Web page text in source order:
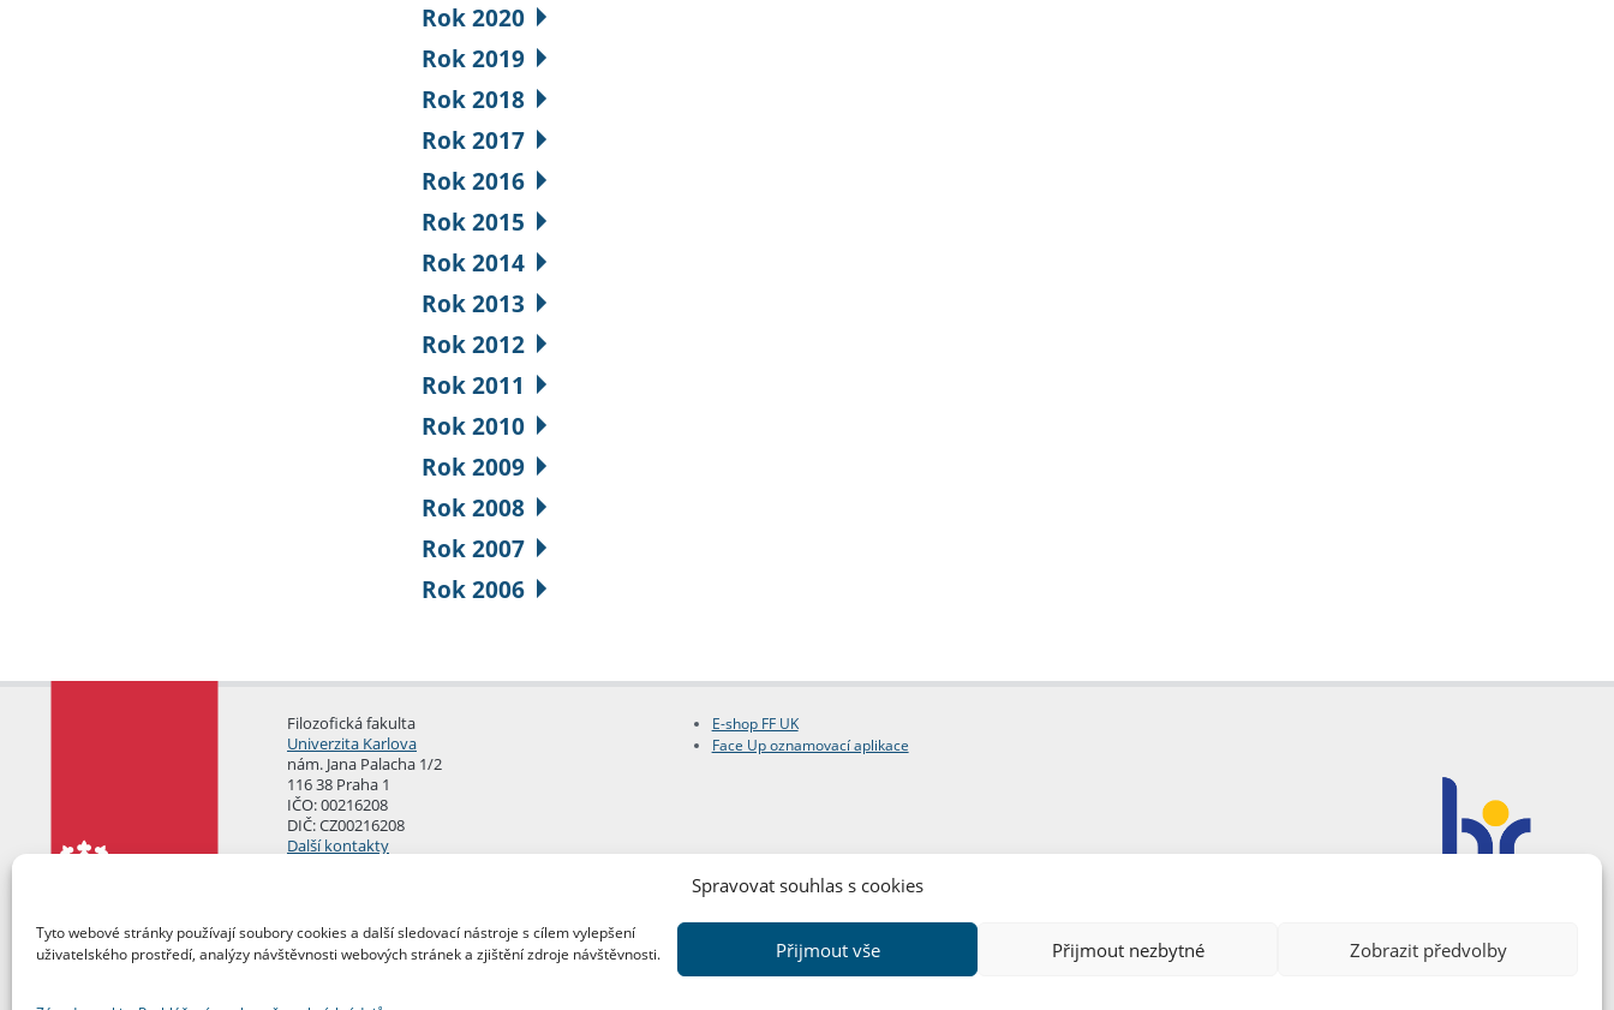
Spravovat souhlas s cookies
Tyto webové stránky používají soubory cookies a další sledovací nástroje s cílem vylepšení
uživatelského prostředí, analýzy návštěvnosti webových stránek a zjištění zdroje návštěvnosti.
Přijmout vše Přijmout nezbytné Zobrazit předvolby
Rok 2020
Rok 2019
Rok 2018
Rok 2017
Rok 2016
Rok 2015
Rok 2014
Rok 2013
Rok 2012
Rok 2011
Rok 2010
Rok 2009
Rok 2008
Rok 2007
Rok 2006
Filozofická fakulta
Univerzita Karlova
nám. Jana Palacha 1/2
116 38 Praha 1
IČO: 00216208
DIČ: CZ00216208
Další kontakty
E-shop FF UK
Face Up oznamovací aplikace